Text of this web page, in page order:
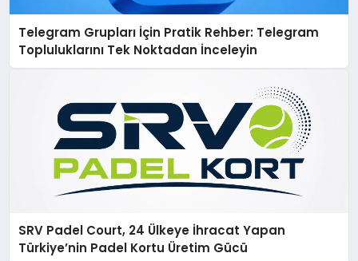
Telegram Grupları İçin Pratik Rehber: Telegram
Topluluklarını Tek Noktadan İnceleyin
SRV Padel Court, 24 Ülkeye İhracat Yapan
Türkiye’nin Padel Kortu Üretim Gücü